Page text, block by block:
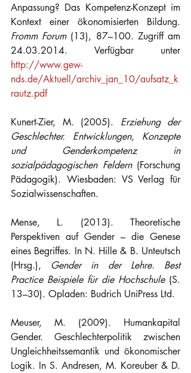
Anpassung? Das Kompetenz-Konzept im
Fromm Forum (13), 87–100. Zugriff am
http://www.gew-
nds.de/Aktuell/archiv_jan_10/aufsatz_k
rautz.pdf
Kunert-Zier, M. (2005). Erziehung der
Geschlechter. Entwicklungen, Konzepte
und Genderkompetenz in
sozialpädagogischen Feldern (Forschung
Pädagogik). Wiesbaden: VS Verlag für
Sozialwissenschaften.
Mense, L. (2013). Theoretische
Perspektiven auf Gender – die Genese
eines Begriffes. In N. Hille & B. Unteutsch
(Hrsg.), Gender in der Lehre. Best
Practice Beispiele für die Hochschule (S.
13–30). Opladen: Budrich UniPress Ltd.
Meuser, M. (2009). Humankapital
Gender. Geschlechterpolitik zwischen
Ungleichheitssemantik und ökonomischer
Logik. In S. Andresen, M. Koreuber & D.